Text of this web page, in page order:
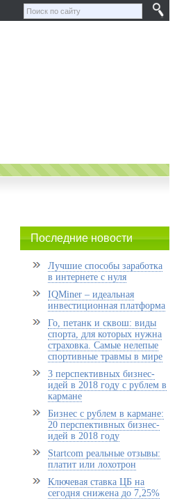
Последние новости
Лучшие способы заработка
в интернете с нуля
IQMiner – идеальная
инвестиционная платформа
Го, петанк и сквош: виды
спорта, для которых нужна
страховка. Самые нелепые
спортивные травмы в мире
3 перспективных бизнес-
идей в 2018 году с рублем в
кармане
Бизнес с рублем в кармане:
20 перспективных бизнес-
идей в 2018 году
Startcom реальные отзывы:
платит или лохотрон
Ключевая ставка ЦБ на
сегодня снижена до 7,25%